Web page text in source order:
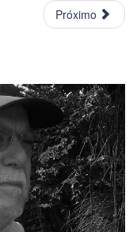
Próximo